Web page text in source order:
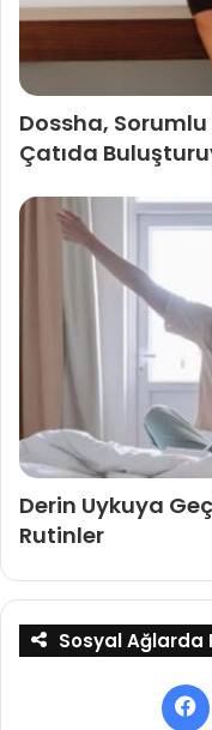
Dossha, Sorumlu
Çatıda
Derin Uykuya
Rutinler
Sosyal Ağlarda